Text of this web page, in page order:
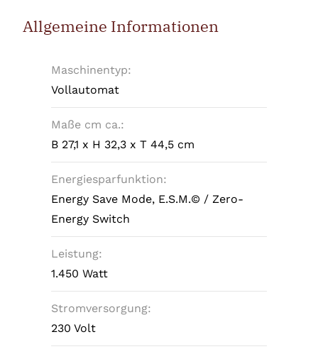
Allgemeine Informationen
Maschinentyp:
Vollautomat
Maße cm ca.:
B 27,1 x H 32,3 x T 44,5 cm
Energiesparfunktion:
Energy Save Mode, E.S.M.© / Zero-
Energy Switch
Leistung:
1.450 Watt
Stromversorgung:
230 Volt